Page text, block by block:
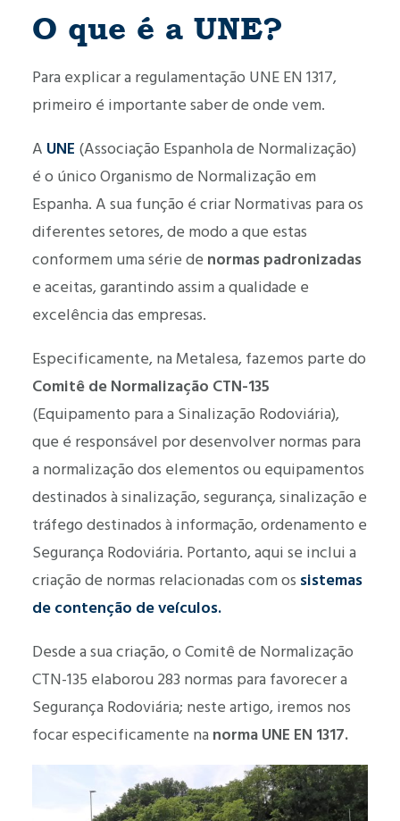
O que é a UNE?
Para explicar a regulamentação UNE EN 1317,
primeiro é importante saber de onde vem.
A UNE (Associação Espanhola de Normalização)
é o único Organismo de Normalização em
Espanha. A sua função é criar Normativas para os
diferentes setores, de modo a que estas
conformem uma série de normas padronizadas
e aceitas, garantindo assim a qualidade e
excelência das empresas.
Especificamente, na Metalesa, fazemos parte do
Comitê de Normalização CTN-135
(Equipamento para a Sinalização Rodoviária),
que é responsável por desenvolver normas para
a normalização dos elementos ou equipamentos
destinados à sinalização, segurança, sinalização e
tráfego destinados à informação, ordenamento e
Segurança Rodoviária. Portanto, aqui se inclui a
criação de normas relacionadas com os sistemas
de contenção de veículos.
Desde a sua criação, o Comitê de Normalização
CTN-135 elaborou 283 normas para favorecer a
Segurança Rodoviária; neste artigo, iremos nos
focar especificamente na norma UNE EN 1317.